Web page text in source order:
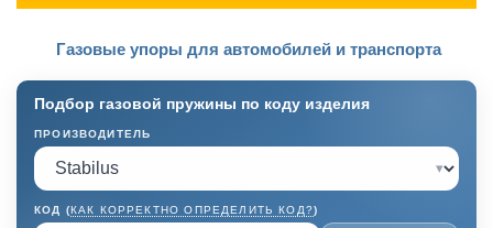
Газовые упоры для автомобилей и транспорта
Подбор газовой пружины по коду изделия
ПРОИЗВОДИТЕЛЬ
▾
КОД (КАК КОРРЕКТНО ОПРЕДЕЛИТЬ КОД?)